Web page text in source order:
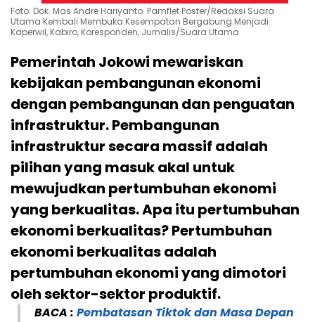
Foto: Dok. Mas Andre Hariyanto. Pamflet Poster/Redaksi Suara
Utama Kembali Membuka Kesempatan Bergabung Menjadi
Kaperwil, Kabiro, Koresponden, Jurnalis/Suara Utama
Pemerintah Jokowi mewariskan
kebijakan pembangunan ekonomi
dengan pembangunan dan penguatan
infrastruktur. Pembangunan
infrastruktur secara massif adalah
pilihan yang masuk akal untuk
mewujudkan pertumbuhan ekonomi
yang berkualitas. Apa itu pertumbuhan
ekonomi berkualitas? Pertumbuhan
ekonomi berkualitas adalah
pertumbuhan ekonomi yang dimotori
oleh sektor-sektor produktif.
BACA : Pembatasan Tiktok dan Masa Depan